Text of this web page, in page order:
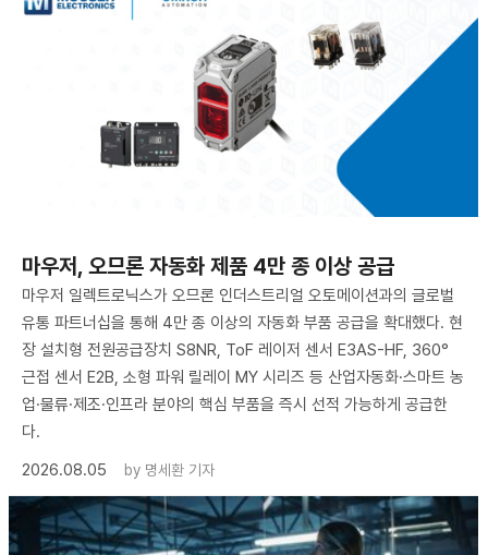
마우저, 오므론 자동화 제품 4만 종 이상 공급
마우저 일렉트로닉스가 오므론 인더스트리얼 오토메이션과의 글로벌
유통 파트너십을 통해 4만 종 이상의 자동화 부품 공급을 확대했다. 현
장 설치형 전원공급장치 S8NR, ToF 레이저 센서 E3AS-HF, 360°
근접 센서 E2B, 소형 파워 릴레이 MY 시리즈 등 산업자동화·스마트 농
업·물류·제조·인프라 분야의 핵심 부품을 즉시 선적 가능하게 공급한
다.
2026.08.05
by 명세환 기자